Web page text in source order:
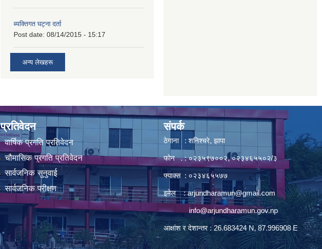
ब्यक्तिगत घट्ना दर्ता
Post date: 08/14/2015 - 15:17
अन्य लेखहरू
प्रतिवेदन
वार्षिक प्रगति प्रतिवेदन
चौमासिक प्रगति प्रतिवेदन
सार्वजनिक सुनुवाई
सार्वजनिक परीक्षण
संपर्क
ठेगाना : शनिश्चरे, झापा
फोन . : ०२३५९७००२, ०२३४६५५०२/३
फ्याक्स : ०२३४६५५७७
इमेल :arjundharamun@gmail.com
info@arjundharamun.gov.np
आक्षांश र देशान्तर : 26.683424 N, 87.996908 E